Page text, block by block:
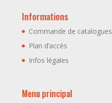
Informations
Commande de catalogues
Plan d’accès
Infos légales
Menu principal